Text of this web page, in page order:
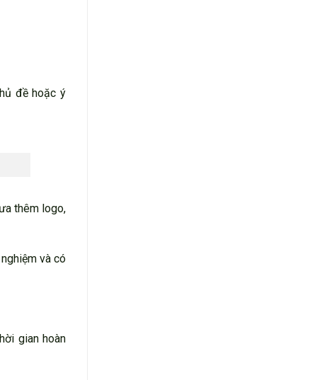
đề hoặc ý
thêm logo,
và có
gian hoàn